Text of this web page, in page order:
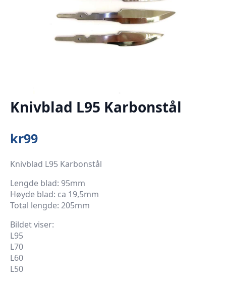
Knivblad L95 Karbonstål
kr99
Knivblad L95 Karbonstål
Lengde blad: 95mm
Høyde blad: ca 19,5mm
Total lengde: 205mm
Bildet viser:
L95
L70
L60
L50